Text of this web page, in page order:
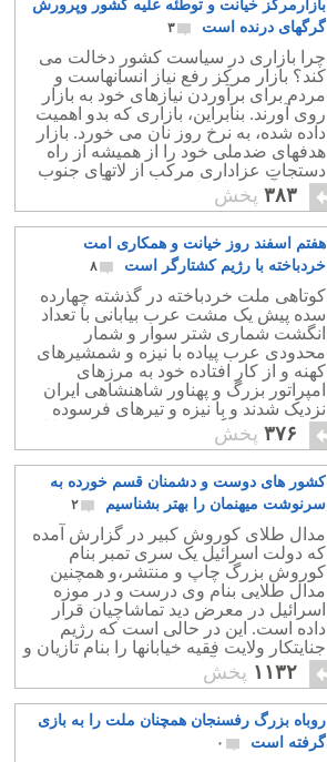
بازارمرکز خیانت و توطئه علیه کشور وپرورش
گرگهای درنده است
۳
چرا بازاری در سیاست کشور دخالت می
کند؟ بازار مرکز رفع نیاز انسانهاست و
مردم برای برآوردن نیازهای خود به بازار
روی آورند. بنابراین، بازاری که بدو اهمیت
داده شده، به نرخ روز نان می خورد. بازار
هدفهای ضدملی خود را از همیشه از راه
دستجات عزاداری مرکب از لاتهای جنوب
شهر و آخوندها به اجراء در می آورد.
۳۸۳ پخش
هفتم اسفند روز خیانت و همکاری امت
خردباخته با رژیم کشتارگر است
۸
کوتاهی ملت خردباخته در گذشته چهارده
سده پیش یک مشت عرب بیابانی با تعداد
انگشت شماری شتر سوار و شمار
محدودی عرب پیاده با نیزه و شمشیرهای
کهنه و از کار افتاده خود به مرزهای
امپراتور بزرگ و پهناور شاهنشاهی ایران
نزدیک شدند و با نیزه و تیرهای فرسوده
خود ارتش بزرگ و مجهز شاهنشاهی را از
پای درآوردند.
۳۷۶ پخش
کشور های دوست و دشمنان قسم خورده به
سرنوشت میهنمان را بهتر بشناسیم
۲
مدال طلای کوروش کبیر در گزارش آمده
که دولت اسرائیل یک سری تمبر بنام
کوروش بزرگ چاپ و منتشر،و همچنین
مدال طلایی بنام وی درست و در موزه
اسرائیل در معرض دید تماشاچیان قرار
داده است. این در حالی است که رژیم
جنایتکار ولایت فقیه خیابانها را بنام تازیان و
تمبرها را به نام آنان چاپ و منتشر می کند.
۱۱۳۲ پخش
روباه بزرگ رفسنجان همچنان ملت را به بازی
گرفته است
۰